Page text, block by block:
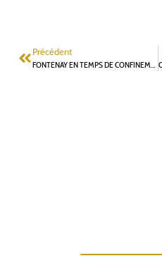
Précédent
FONTENAY EN TEMPS DE CONFINEMENT…PROTÉGEONS NOTRE « PETIT PARADIS » QUAND LES MUNICIPALES VIENDRONT…